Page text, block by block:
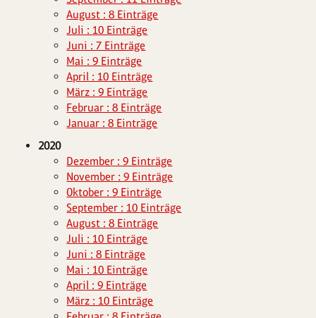
August : 8 Einträge
Juli : 10 Einträge
Juni : 7 Einträge
Mai : 9 Einträge
April : 10 Einträge
März : 9 Einträge
Februar : 8 Einträge
Januar : 8 Einträge
2020
Dezember : 9 Einträge
November : 9 Einträge
Oktober : 9 Einträge
September : 10 Einträge
August : 8 Einträge
Juli : 10 Einträge
Juni : 8 Einträge
Mai : 10 Einträge
April : 9 Einträge
März : 10 Einträge